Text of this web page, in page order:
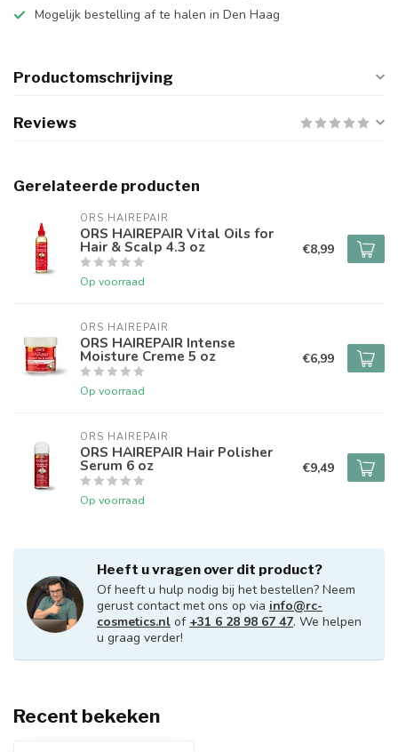
Mogelijk bestelling af te halen in Den Haag
Productomschrijving
Reviews
Gerelateerde producten
ORS HAIREPAIR
ORS HAIREPAIR Vital Oils for
Hair & Scalp 4.3 oz
Op voorraad
€8,99
ORS HAIREPAIR
ORS HAIREPAIR Intense
Moisture Creme 5 oz
Op voorraad
€6,99
ORS HAIREPAIR
ORS HAIREPAIR Hair Polisher
Serum 6 oz
Op voorraad
€9,49
Heeft u vragen over dit product?
Of heeft u hulp nodig bij het bestellen? Neem
gerust contact met ons op via info@rc-
cosmetics.nl of +31 6 28 98 67 47. We helpen
u graag verder!
Recent bekeken